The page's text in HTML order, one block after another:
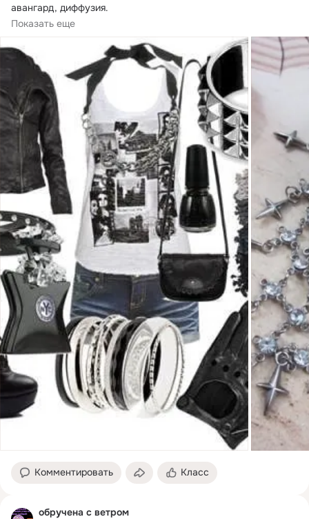
авангард, диффузия.
Подразумевает...
Показать еще
Комментировать Класс
обручена с ветром